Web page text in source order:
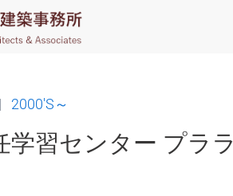
| 2000'S～
学習センター プララ